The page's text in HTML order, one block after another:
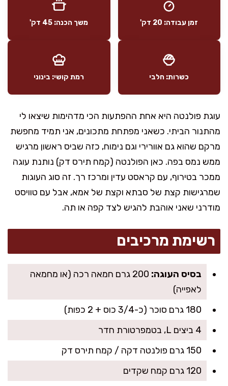
זמן עבודה: 20 דק' משך הכנה: 45 דק'
כשרות: חלבי רמת קושי: בינוני
עוגת פולנטה היא אחת ההפתעות הכי מדהימות שיצאו לי
מהתנור הביתי. כשאני מפתחת מתכונים, אני תמיד מחפשת
מרקם שהוא גם אוורירי וגם נימוח, כזה שביס ראשון מרגיש
ממש נמס בפה. כאן הפולנטה (קמח תירס דק) נותנת עוגה
ממכר בטירוף, עם קראסט עדין ומרכז רך. זה סוג העוגות
שמרגישות קצת של סבתא וקצת של אמא, אבל עם טוויסט
מודרני שאני אוהבת להגיש לצד קפה או תה.
רשימת מרכיבים
בסיס העוגה:
200 גרם חמאה רכה (או מחמאה
לאפייה)
180 גרם סוכר (כ-3/4 כוס + 2 כפות)
4 ביצים L, בטמפרטורת חדר
150 גרם פולנטה דקה / קמח תירס דק
120 גרם קמח שקדים